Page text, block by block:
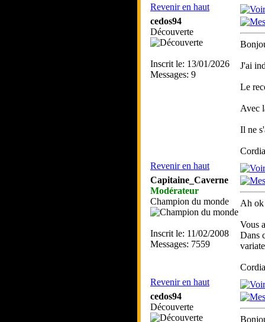
Revenir en haut
cedos94
Découverte
Inscrit le: 13/01/2026
Messages: 9
J'ai
Le
Avec
Il ne
Revenir en haut
Capitaine_Caverne
Modérateur
Champion du monde
Inscrit le: 11/02/2008
Messages: 7559
Ah ok
Vous
Dans
Revenir en haut
cedos94
Découverte